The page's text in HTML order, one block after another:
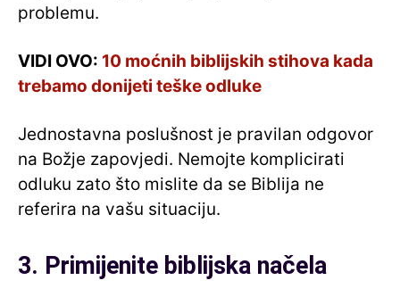
problemu.
VIDI OVO: 10 moćnih biblijskih stihova kada
trebamo donijeti teške odluke
Jednostavna poslušnost je pravilan odgovor
na Božje zapovjedi. Nemojte komplicirati
odluku zato što mislite da se Biblija ne
referira na vašu situaciju.
3. Primijenite biblijska načela